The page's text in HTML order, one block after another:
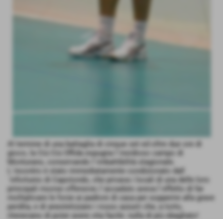
Al termine di una battaglia di cinque set ed oltre due ore di
gioco, la Ciú Ciú Offida espugna l´insidioso campo di
Monturano, conservando l´imbattibilità stagionale.
L´incontro è stato immediatamente condizionato dall
´infortunio di Capotondo, che privava i locali di una delle loro
principali risorse offensive; l´accaduto aveva l´effetto di far
moltiplicare le forze ai padroni di casa per sopperire alla grave
perdita, e di anestetizzare i rosso azzurri che, a torto,
ritenevano di poter avere vita facile: nulla di più sbagliato!